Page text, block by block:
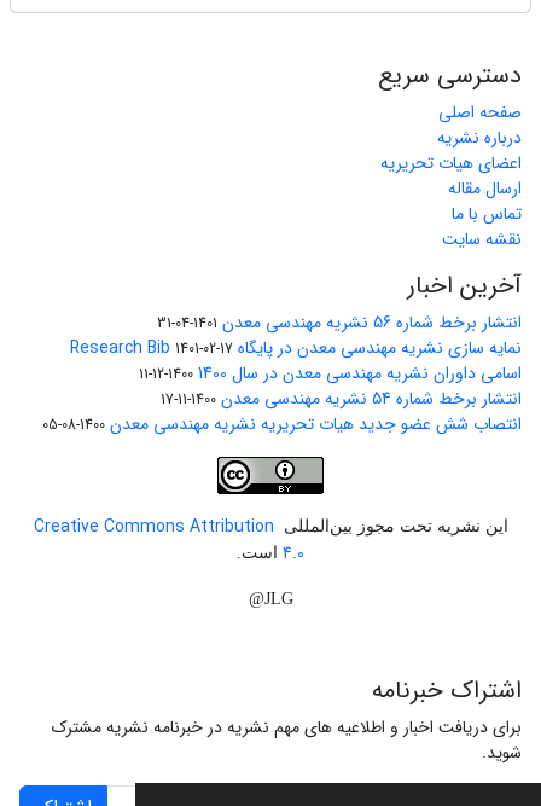
دسترسی سریع
صفحه اصلی
درباره نشریه
اعضای هیات تحریریه
ارسال مقاله
تماس با ما
نقشه سایت
آخرین اخبار
انتشار برخط شماره 56 نشریه مهندسی معدن 1401-04-31
نمایه سازی نشریه مهندسی معدن در پایگاه Research Bib 1401-02-17
اسامی داوران نشریه مهندسی معدن در سال 1400 1400-12-11
انتشار برخط شماره 54 نشریه مهندسی معدن 1400-11-17
انتصاب شش عضو جدید هیات تحریریه نشریه مهندسی معدن 1400-08-05
این نشریه تحت مجوز بین‌المللی
Creative Commons Attribution
4.0 است.
JLG@
اشتراک خبرنامه
برای دریافت اخبار و اطلاعیه های مهم نشریه در خبرنامه نشریه مشترک
شوید.